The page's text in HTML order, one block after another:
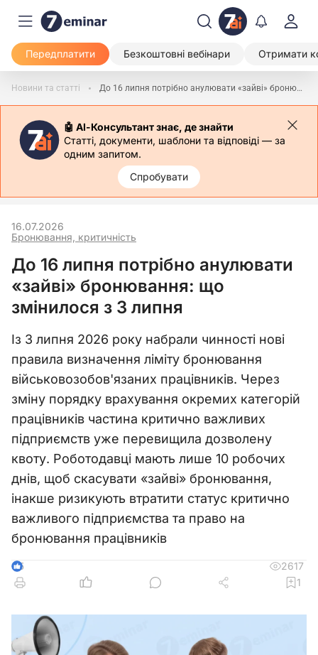
Передплатити Безкоштовні вебінари Отримати
Новини та статті До 16 липня потрібно анулювати «зайві» бронювання: що змінилося з 3 липня
🤖 АІ-Консультант знає, де знайти
Статті, документи, шаблони та відповіді — за
одним запитом.
Спробувати
Бронювання, критичність
16.07.2026
До 16 липня потрібно анулювати
«зайві» бронювання: що
змінилося з 3 липня
Із 3 липня 2026 року набрали чинності нові
правила визначення ліміту бронювання
військовозобов'язаних працівників. Через
зміну порядку врахування окремих категорій
працівників частина критично важливих
підприємств уже перевищила дозволену
квоту. Роботодавці мають лише 10 робочих
днів, щоб скасувати «зайві» бронювання,
інакше ризикують втратити статус критично
важливого підприємства та право на
бронювання працівників
5
2617
1